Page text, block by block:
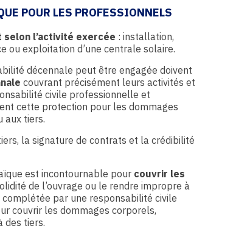
POUR LES PROFESSIONNELS
selon l’activité exercée : installation,
ou exploitation d’une centrale solaire.
décennale peut être engagée doivent
couvrant précisément leurs activités et
civile professionnelle et
cette protection pour les dommages
aux tiers.
la signature de contrats et la crédibilité
est incontournable pour couvrir les
de l’ouvrage ou le rendre impropre à
par une responsabilité civile
couvrir les dommages corporels,
des tiers.